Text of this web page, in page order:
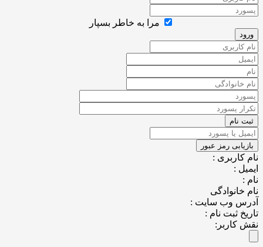
مرا به خاطر بسپار
:
:
وب سایت :
ثبت نام :
کاربر: